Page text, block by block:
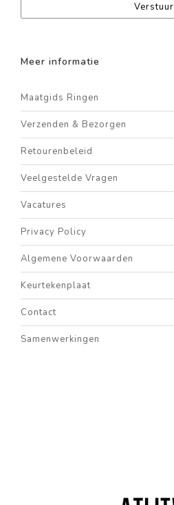
Verstuur
Meer informatie
Maatgids Ringen
Verzenden & Bezorgen
Retourenbeleid
Veelgestelde Vragen
Vacatures
Privacy Policy
Algemene Voorwaarden
Keurtekenplaat
Contact
Samenwerkingen